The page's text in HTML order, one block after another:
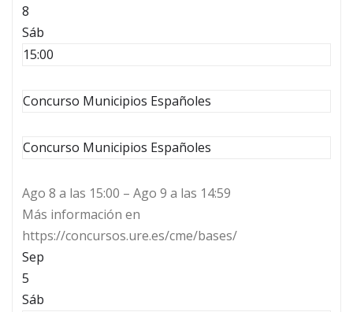
8
Sáb
15:00
Concurso Municipios Españoles
Concurso Municipios Españoles
Ago 8 a las 15:00 – Ago 9 a las 14:59
Más información en
https://concursos.ure.es/cme/bases/
Sep
5
Sáb